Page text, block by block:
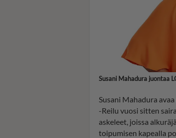
Susani Mahadura juontaa
Susani Mahadura
-Reilu vuosi sitten
askeleet, joissa
toipumisen kapealla